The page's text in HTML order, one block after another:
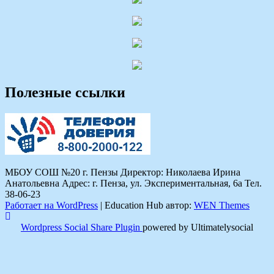
Полезные ссылки
МБОУ СОШ №20 г. Пензы Директор: Николаева Ирина
Анатольевна Адрес: г. Пенза, ул. Экспериментальная, 6а Тел.
38-06-23
Работает на WordPress | Education Hub автор: WEN Themes
Wordpress Social Share Plugin powered by Ultimatelysocial